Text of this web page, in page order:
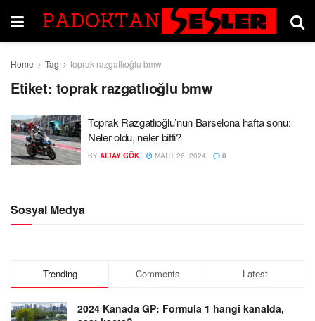
Home Tag toprak razgatlıoğlu bmw
Etiket: toprak razgatlıoğlu bmw
Toprak Razgatlıoğlu’nun Barselona hafta sonu:
Neler oldu, neler bitti?
BY ALTAY GÖK MART 26, 2024 0
Sosyal Medya
Trending Comments Latest
2024 Kanada GP: Formula 1 hangi kanalda,